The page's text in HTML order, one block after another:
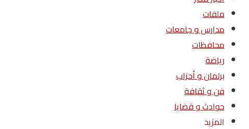
ملفات
مدارس و جامعات
محافظات
رياضة
برلمان و أحزاب
فن و ثقافة
حوادث و قضايا
المزيد